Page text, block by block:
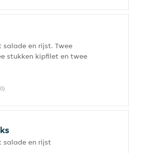
salade en rijst. Twee
stukken kipfilet en twee
salade en rijst